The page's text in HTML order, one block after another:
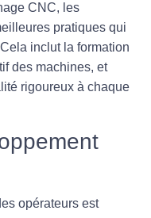
CNC, les
pratiques qui
inclut la formation
des machines, et
rigoureux à chaque
opérateurs est